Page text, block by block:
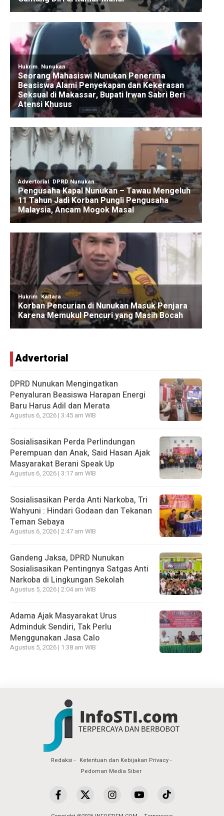
Advertorial
DPRD Nunukan Mengingatkan
Penyaluran Beasiswa Harapan Energi
Baru Harus Adil dan Merata
Agustus 6, 2026 | 3:45 am WIB
Sosialisasikan Perda Perlindungan
Perempuan dan Anak, Said Hasan Ajak
Masyarakat Berani Speak Up
Agustus 6, 2026 | 3:17 am WIB
Sosialisasikan Perda Anti Narkoba, Tri
Wahyuni : Hindari Godaan dan Tekanan
Teman Sebaya
Agustus 6, 2026 | 2:47 am WIB
Gandeng Jaksa, DPRD Nunukan
Sosialisasikan Pentingnya Satgas Anti
Narkoba di Lingkungan Sekolah
Agustus 5, 2026 | 2:04 am WIB
Adama Ajak Masyarakat Urus
Adminduk Sendiri, Tak Perlu
Menggunakan Jasa Calo
Agustus 5, 2026 | 1:38 am WIB
Redaksi
Ketentuan dan Kebijakan Privacy
Pedoman Media Siber